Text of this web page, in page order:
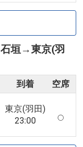
石垣→東京(羽
到着 空席
東京(羽田)
23:00